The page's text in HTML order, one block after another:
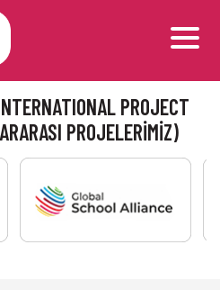
PROJECT
PROJELERİMİZ)